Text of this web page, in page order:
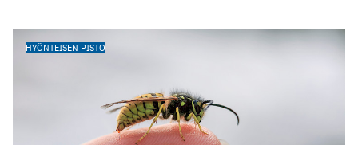
HYÖNTEISEN PISTO